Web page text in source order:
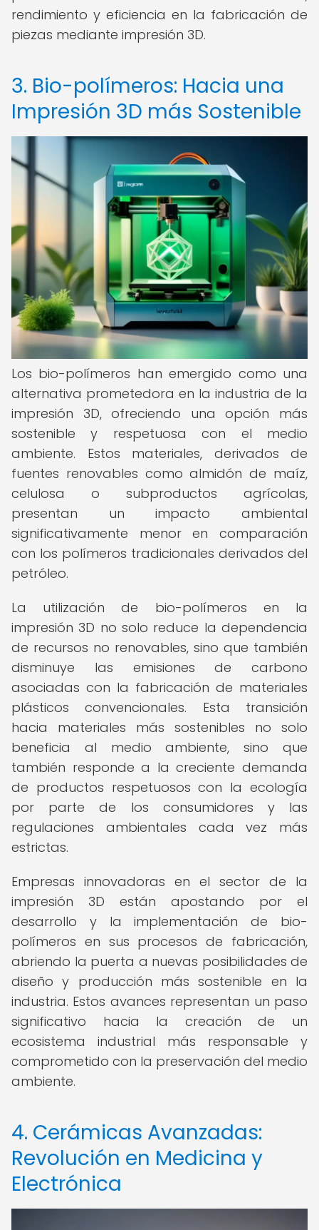
rendimiento y eficiencia en la fabricación de
piezas mediante impresión 3D.
3. Bio-polímeros: Hacia una
Impresión 3D más Sostenible
Los bio-polímeros han emergido como una
alternativa prometedora en la industria de la
impresión 3D, ofreciendo una opción más
sostenible y respetuosa con el medio
ambiente. Estos materiales, derivados de
fuentes renovables como almidón de maíz,
celulosa o subproductos agrícolas,
presentan un impacto ambiental
significativamente menor en comparación
con los polímeros tradicionales derivados del
petróleo.
La utilización de bio-polímeros en la
impresión 3D no solo reduce la dependencia
de recursos no renovables, sino que también
disminuye las emisiones de carbono
asociadas con la fabricación de materiales
plásticos convencionales. Esta transición
hacia materiales más sostenibles no solo
beneficia al medio ambiente, sino que
también responde a la creciente demanda
de productos respetuosos con la ecología
por parte de los consumidores y las
regulaciones ambientales cada vez más
estrictas.
Empresas innovadoras en el sector de la
impresión 3D están apostando por el
desarrollo y la implementación de bio-
polímeros en sus procesos de fabricación,
abriendo la puerta a nuevas posibilidades de
diseño y producción más sostenible en la
industria. Estos avances representan un paso
significativo hacia la creación de un
ecosistema industrial más responsable y
comprometido con la preservación del medio
ambiente.
4. Cerámicas Avanzadas:
Revolución en Medicina y
Electrónica